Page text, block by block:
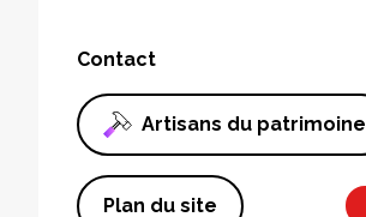
Contact
Artisans du patrimoine
Plan du site